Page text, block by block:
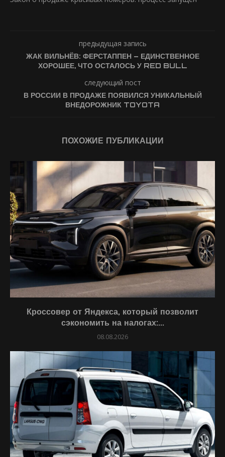
предыдущая запись
ЖАК ВИЛЬНЁВ: ФЕРСТАППЕН – ЕДИНСТВЕННОЕ
ХОРОШЕЕ, ЧТО ОСТАЛОСЬ У RED BULL
следующий пост
В РОССИИ В ПРОДАЖЕ ПОЯВИЛСЯ УНИКАЛЬНЫЙ
ВНЕДОРОЖНИК TOYOTA
ПОХОЖИЕ ПУБЛИКАЦИИ
Кроссовер от Яндекса, который позволит
сэкономить на налогах:...
08.08.2026